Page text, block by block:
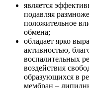
является
подавляя
положительное
обмена;
обладает ярко
активностью,
воспалительных
воздействия
образующихся в
мембран –